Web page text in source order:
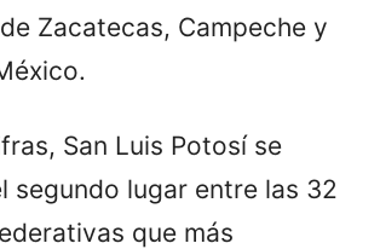
Zacatecas, Campeche y
San Luis Potosí se
segundo lugar entre las 32
que más